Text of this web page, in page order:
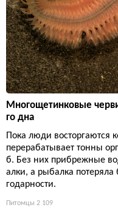
Многощетинковые
го дна
Пока люди восторгаются
перерабатывает тонны
б. Без них прибрежные
алки, а рыбалка
годарности.
Питомцы 2 109